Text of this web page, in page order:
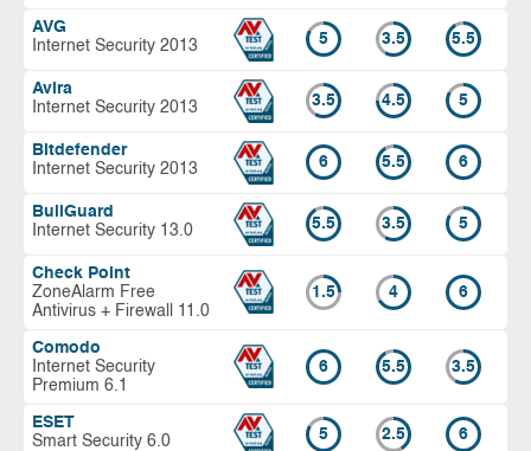
AVG
Internet Security 2013
5 3.5 5.5
Avira
Internet Security 2013
3.5 4.5 5
Bitdefender
Internet Security 2013
6 5.5 6
BullGuard
Internet Security 13.0
5.5 3.5 5
Check Point
ZoneAlarm Free
Antivirus + Firewall 11.0
1.5 4 6
Comodo
Internet Security
Premium 6.1
6 5.5 3.5
ESET
Smart Security 6.0
5 2.5 6